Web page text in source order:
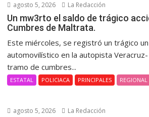
agosto 5, 2026 La Redacción
Un mw3rto el saldo de trágico
Cumbres de Maltrata.
Este miércoles, se registró un trágico
automovilístico en la autopista
tramo de cumbres...
ESTATAL POLICIACA PRINCIPALES REGIONAL
agosto 5, 2026 La Redacción